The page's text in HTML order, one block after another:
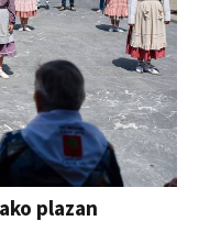
plazan